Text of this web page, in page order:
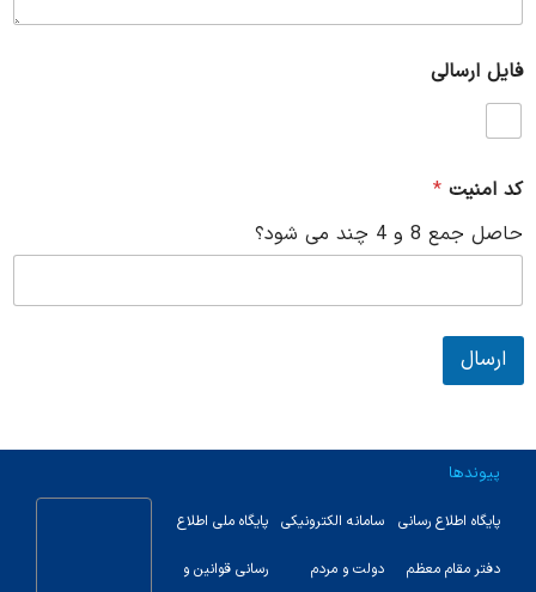
س
م
ت
ا
م
ل
)
م
فایل ارسالی
کد امنیت *
حاصل جمع 8 و 4 چند می شود؟
ارسال
پیوندها
پایگاه اطلاع رسانی
دفتر مقام معظم
سامانه الکترونیکی
دولت و مردم
پایگاه ملی اطلاع
رسانی قوانین و